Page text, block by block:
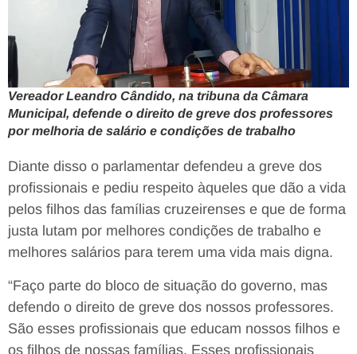
Vereador Leandro Cândido, na tribuna da Câmara
Municipal, defende o direito de greve dos professores
por melhoria de salário e condições de trabalho
Diante disso o parlamentar defendeu a greve dos
profissionais e pediu respeito àqueles que dão a vida
pelos filhos das famílias cruzeirenses e que de forma
justa lutam por melhores condições de trabalho e
melhores salários para terem uma vida mais digna.
“Faço parte do bloco de situação do governo, mas
defendo o direito de greve dos nossos professores.
São esses profissionais que educam nossos filhos e
os filhos de nossas famílias. Esses profissionais